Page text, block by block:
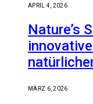
APRIL 4, 2026
Nature’s
MÄRZ 6, 2026